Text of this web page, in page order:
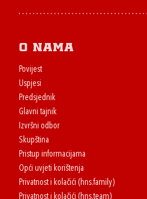
O nama
Povijest
Uspjesi
Predsjednik
Glavni tajnik
Izvršni odbor
Skupština
Pristup informacijama
Opći uvjeti korištenja
Privatnost i kolačići (hns.family)
Privatnost i kolačići (hns.team)